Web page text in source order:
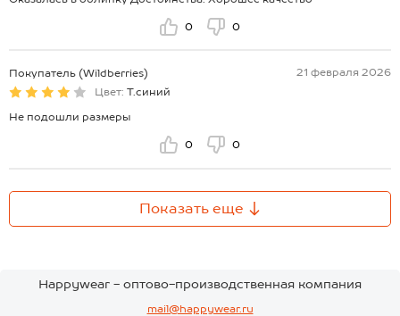
0 0
Покупатель (Wildberries)
21 февраля 2026
Цвет: Т.синий
Не подошли размеры
0 0
Показать еще
Happywear - оптово-производственная компания
mail@happywear.ru